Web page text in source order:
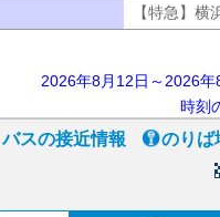
【特急】横
2026年8月12日～2026
時刻
バスの接近情報 のりば